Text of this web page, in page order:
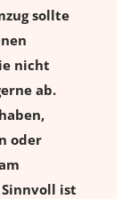
sollte
nicht
ab.
oder
ist